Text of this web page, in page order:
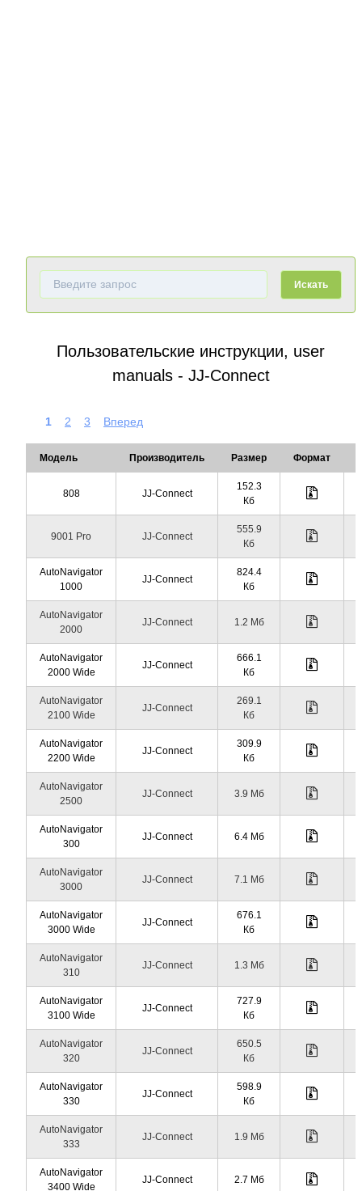
Искать
Пользовательские инструкции, user
manuals - JJ-Connect
1 2 3 Вперед
Модель Производитель Размер Формат
808 JJ-Connect
152.3
Кб
9001 Pro JJ-Connect
555.9
Кб
AutoNavigator
1000
JJ-Connect
824.4
Кб
AutoNavigator
2000
JJ-Connect 1.2 Мб
AutoNavigator
2000 Wide
JJ-Connect
666.1
Кб
AutoNavigator
2100 Wide
JJ-Connect
269.1
Кб
AutoNavigator
2200 Wide
JJ-Connect
309.9
Кб
AutoNavigator
2500
JJ-Connect 3.9 Мб
AutoNavigator
300
JJ-Connect 6.4 Мб
AutoNavigator
3000
JJ-Connect 7.1 Мб
AutoNavigator
3000 Wide
JJ-Connect
676.1
Кб
AutoNavigator
310
JJ-Connect 1.3 Мб
AutoNavigator
3100 Wide
JJ-Connect
727.9
Кб
AutoNavigator
320
JJ-Connect
650.5
Кб
AutoNavigator
330
JJ-Connect
598.9
Кб
AutoNavigator
333
JJ-Connect 1.9 Мб
AutoNavigator
3400 Wide
JJ-Connect 2.7 Мб